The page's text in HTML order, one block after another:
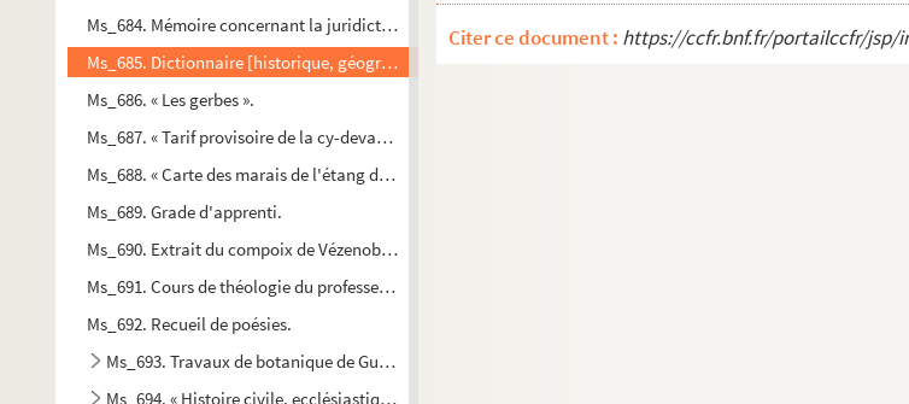
Ms_684. Mémoire concernant la juridiction de MM. les Commissaires présidents pour le roi aux États de
Ms_685. Dictionnaire [historique, géographique et biographique] du Dauphiné.
Ms_686. « Les gerbes ».
Ms_687. « Tarif provisoire de la cy-devant province de Languedoc, divisée aujourd'huy en départemens, distri...
Ms_688. « Carte des marais de l'étang de Mauguio au R'hosne et des environs avec le projet d'un nouveau
Ms_689. Grade d'apprenti.
Ms_690. Extrait du compoix de Vézenobre fait en l'année 1691.
Ms_691. Cours de théologie du professeur Levade (commencé le 12 novembre 1801).
Ms_692. Recueil de poésies.
Ms_693. Travaux de botanique de Gustave Cabanès
Ms_694. « Histoire civile, ecclésiastique, et littéraire de la ville de Nismes, avec des notes et les preuve...
Citer ce document : https://ccfr.bnf.fr/portailccfr/jsp/